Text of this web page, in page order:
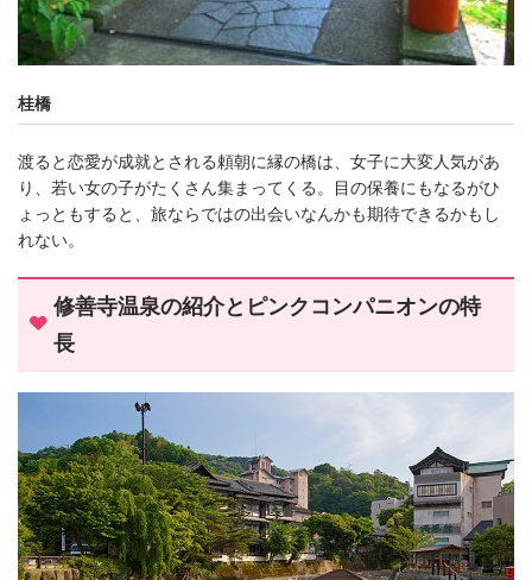
桂橋
渡ると恋愛が成就とされる頼朝に縁の橋は、女子に大変人気があ
り、若い女の子がたくさん集まってくる。目の保養にもなるがひ
ょっともすると、旅ならではの出会いなんかも期待できるかもし
れない。
修善寺温泉の紹介とピンクコンパニオンの特
長